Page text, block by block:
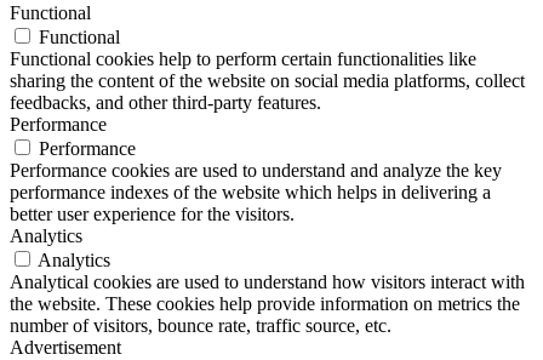
Functional
Functional
Functional cookies help to perform certain functionalities like
sharing the content of the website on social media platforms, collect
feedbacks, and other third-party features.
Performance
Performance
Performance cookies are used to understand and analyze the key
performance indexes of the website which helps in delivering a
better user experience for the visitors.
Analytics
Analytics
Analytical cookies are used to understand how visitors interact with
the website. These cookies help provide information on metrics the
number of visitors, bounce rate, traffic source, etc.
Advertisement